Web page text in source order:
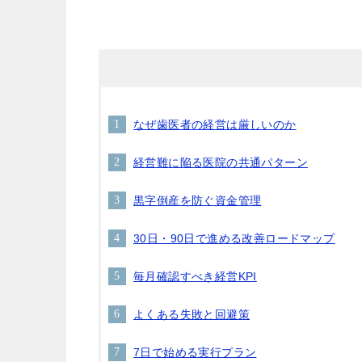
なぜ歯医者の経営は厳しいのか
経営難に陥る医院の共通パターン
黒字倒産を防ぐ資金管理
30日・90日で進める改善ロードマップ
毎月確認すべき経営KPI
よくある失敗と回避策
7日で始める実行プラン